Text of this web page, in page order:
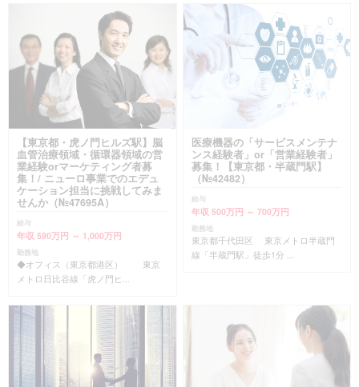
【東京都・虎ノ門ヒルズ駅】脳
血管治療領域・循環器領域の営
業経験orマーケティング者募
集！/ ニューロ事業でのエデュ
ケーション担当に挑戦してみま
せんか（№47695A）
給与
年収 590万円 ～ 1,000万円
勤務地
◆オフィス（東京都港区） 東京
メトロ日比谷線「虎ノ門ヒ...
医療機器の「サービスメンテナ
ンス経験者」or「営業経験者」
募集！【東京都・半蔵門駅】
（№42482）
給与
年収 500万円 ～ 700万円
勤務地
東京都千代田区 東京メトロ半蔵門
線「半蔵門駅」徒歩1分 ...